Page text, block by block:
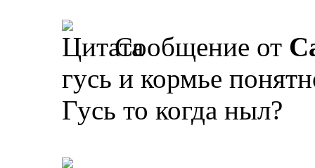
Сообщение от
гусь и кормье
Гусь то когда ныл?